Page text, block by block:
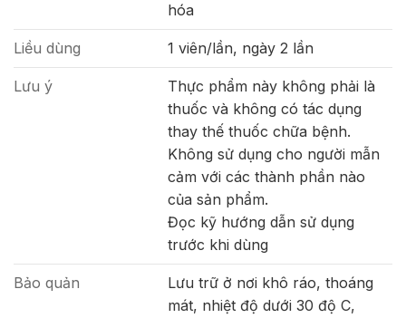
hóa
Liều dùng 1 viên/lần, ngày 2 lần
Lưu ý
Thực phẩm này không phải là
thuốc và không có tác dụng
thay thế thuốc chữa bệnh.
Không sử dụng cho người mẫn
cảm với các thành phần nào
của sản phẩm.
Đọc kỹ hướng dẫn sử dụng
trước khi dùng
Bảo quản
Lưu trữ ở nơi khô ráo, thoáng
mát, nhiệt độ dưới 30 độ C,